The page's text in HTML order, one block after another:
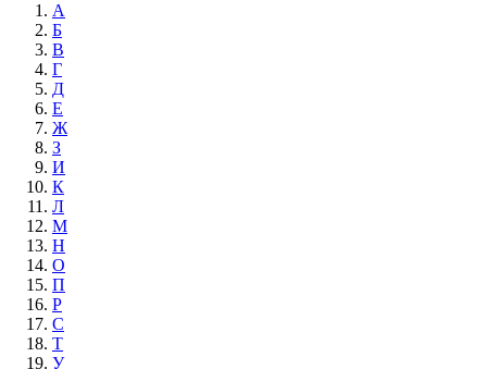
А
Б
В
Г
Д
Е
Ж
З
И
К
Л
М
Н
О
П
Р
С
Т
У